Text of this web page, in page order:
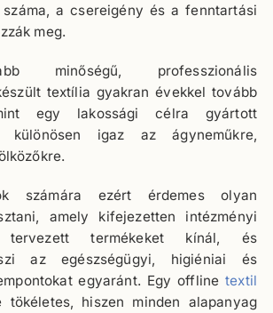
a csereigény és a fenntartási
meg.
minőségű, professzionális
textília gyakran évekkel tovább
egy lakossági célra gyártott
különösen igaz az ágyneműkre,
számára ezért érdemes olyan
amely kifejezetten intézményi
tervezett termékeket kínál, és
az egészségügyi, higiéniai és
egyaránt. Egy offlinetextil
tökéletes, hiszen minden alapanyag